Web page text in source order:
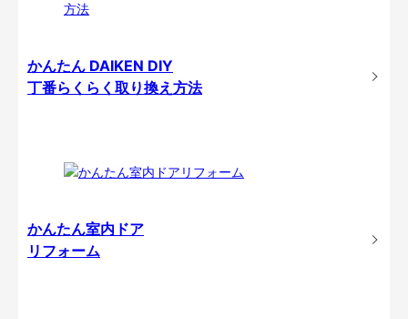
かんたん DAIKEN DIY
丁番らくらく取り換え方法
かんたん室内ドア
リフォーム